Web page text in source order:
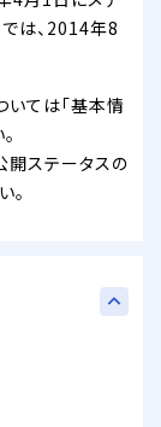
は、2014年8
ては「基本情
開ステータスの
。